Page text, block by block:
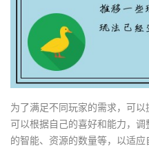
为了满足不同玩家的需求，可
可以根据自己的喜好和能力，
的智能、资源的数量等，以适应